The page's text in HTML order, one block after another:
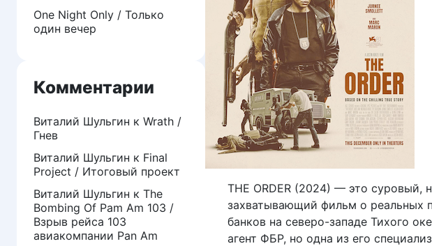
THE ORDER (2024) — это суровый,
захватывающий фильм о реальных
банков на северо-западе Тихого
агент ФБР, но одна из его
One Night Only / Только
один вечер
Комментарии
Виталий Шульгин к Wrath /
Гнев
Виталий Шульгин к Final
Project / Итоговый проект
Виталий Шульгин к The
Bombing Of Pam Am 103 /
Взрыв рейса 103
авиакомпании Pan Am